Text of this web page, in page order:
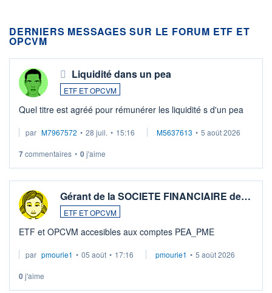
DERNIERS MESSAGES SUR LE FORUM ETF ET
OPCVM
Liquidité dans un pea
ETF ET OPCVM
Quel titre est agréé pour rémunérer les liquidité s d'un pea
par M7967572 • 28 juil. • 15:16 M5637613 • 5 août 2026
7commentaires • 0j'aime
Gérant de la SOCIETE FINANCIAIRE de…
ETF ET OPCVM
ETF et OPCVM accesibles aux comptes PEA_PME
par pmourie1 • 05 août • 17:16 pmourie1 • 5 août 2026
0j'aime